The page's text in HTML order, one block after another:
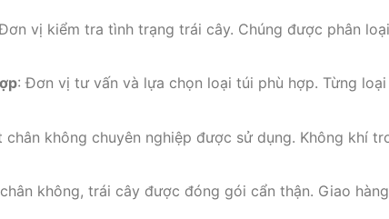
vị kiểm tra tình trạng trái cây. Chúng được phân
: Đơn vị tư vấn và lựa chọn loại túi phù hợp. Từng
chân không chuyên nghiệp được sử dụng. Không khí
không, trái cây được đóng gói cẩn thận. Giao